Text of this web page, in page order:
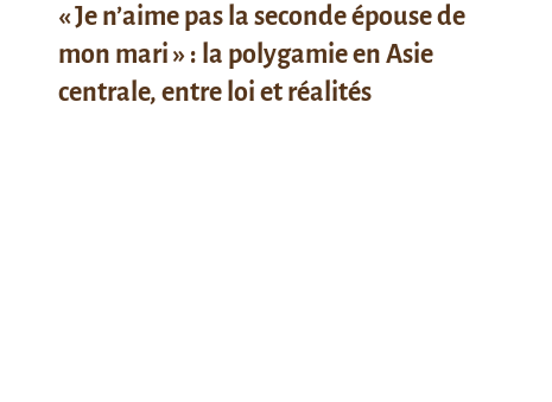
« Je n’aime pas la seconde épouse de
mon mari » : la polygamie en Asie
centrale, entre loi et réalités